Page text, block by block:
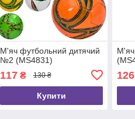
М'яч футбольний дитячий
№2 (MS4831)
117₴ 130 ₴
Купити
М'яч
126